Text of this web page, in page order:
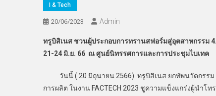
I & Tech
20/06/2023 Admin
ทรูบิสิเนส ชวนผู้ประกอบการทรานสฟอร์มสู่อุตสาหกรรม
21-24 มิ.ย. 66 ณ ศูนย์นิทรรศการและการประชุมไบเทค
วันนี้ ( 20 มิถุนายน 2566) ทรูบิสิเนส ยกทัพนวัตกรรม
การผลิต ในงาน FACTECH 2023 ชูความแข็งแกร่งผู้นำ